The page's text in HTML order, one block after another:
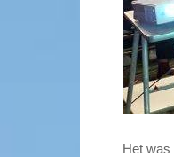
Het was